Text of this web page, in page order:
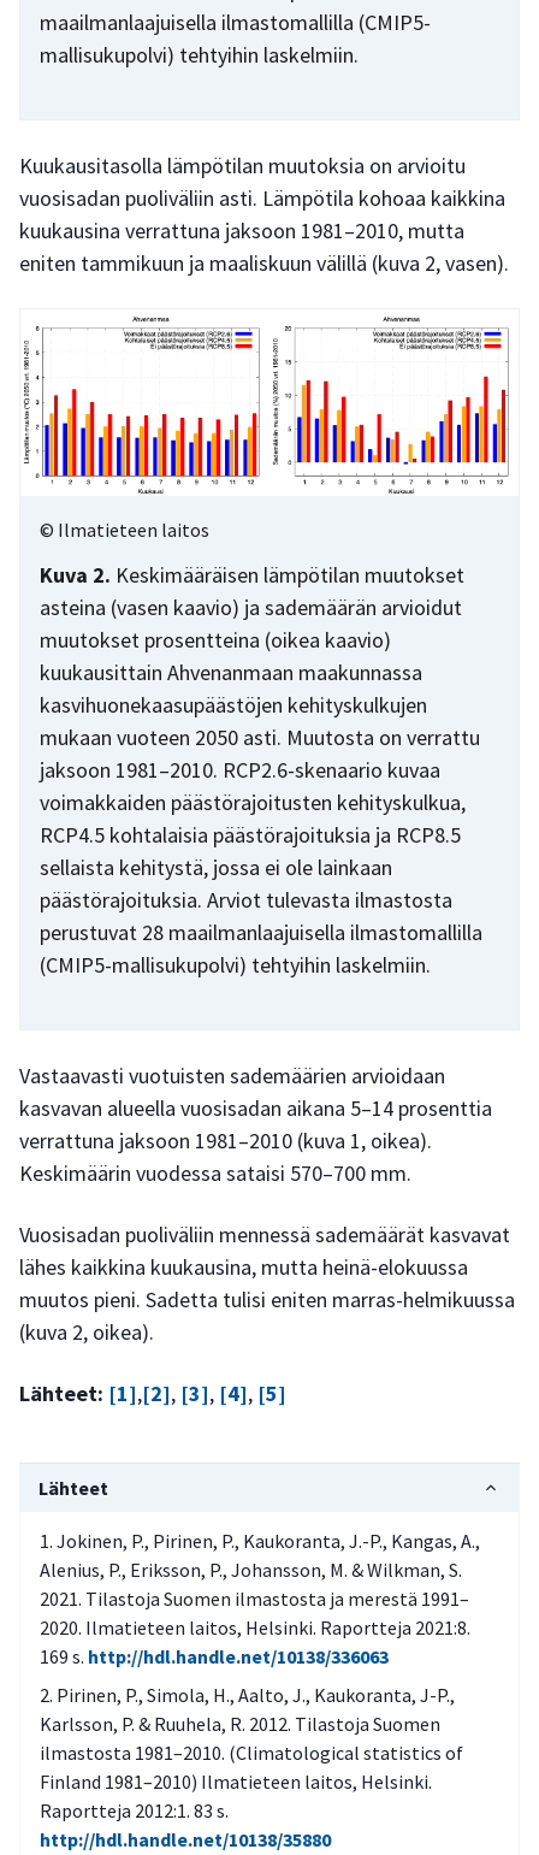
maailmanlaajuisella ilmastomallilla (CMIP5-
mallisukupolvi) tehtyihin laskelmiin.
Kuukausitasolla lämpötilan muutoksia on arvioitu
vuosisadan puoliväliin asti. Lämpötila kohoaa kaikkina
kuukausina verrattuna jaksoon 1981–2010, mutta
eniten tammikuun ja maaliskuun välillä (kuva 2, vasen).
Kuva 2. Keskimääräisen lämpötilan muutokset
asteina (vasen kaavio) ja sademäärän arvioidut
muutokset prosentteina (oikea kaavio)
kuukausittain Ahvenanmaan maakunnassa
kasvihuonekaasupäästöjen kehityskulkujen
mukaan vuoteen 2050 asti. Muutosta on verrattu
jaksoon 1981–2010. RCP2.6-skenaario kuvaa
voimakkaiden päästörajoitusten kehityskulkua,
RCP4.5 kohtalaisia päästörajoituksia ja RCP8.5
sellaista kehitystä, jossa ei ole lainkaan
päästörajoituksia. Arviot tulevasta ilmastosta
perustuvat 28 maailmanlaajuisella ilmastomallilla
(CMIP5-mallisukupolvi) tehtyihin laskelmiin.
© Ilmatieteen laitos
Vastaavasti vuotuisten sademäärien arvioidaan
kasvavan alueella vuosisadan aikana 5–14 prosenttia
verrattuna jaksoon 1981–2010 (kuva 1, oikea).
Keskimäärin vuodessa sataisi 570–700 mm.
Vuosisadan puoliväliin mennessä sademäärät kasvavat
lähes kaikkina kuukausina, mutta heinä-elokuussa
muutos pieni. Sadetta tulisi eniten marras-helmikuussa
(kuva 2, oikea).
Lähteet: [1],[2], [3], [4], [5]
Lähteet
Jokinen, P., Pirinen, P., Kaukoranta, J.-P., Kangas, A.,
Alenius, P., Eriksson, P., Johansson, M. & Wilkman, S.
2021. Tilastoja Suomen ilmastosta ja merestä 1991–
2020. Ilmatieteen laitos, Helsinki. Raportteja 2021:8.
169 s. http://hdl.handle.net/10138/336063
Pirinen, P., Simola, H., Aalto, J., Kaukoranta, J-P.,
Karlsson, P. & Ruuhela, R. 2012. Tilastoja Suomen
ilmastosta 1981–2010. (Climatological statistics of
Finland 1981–2010) Ilmatieteen laitos, Helsinki.
Raportteja 2012:1. 83 s.
http://hdl.handle.net/10138/35880